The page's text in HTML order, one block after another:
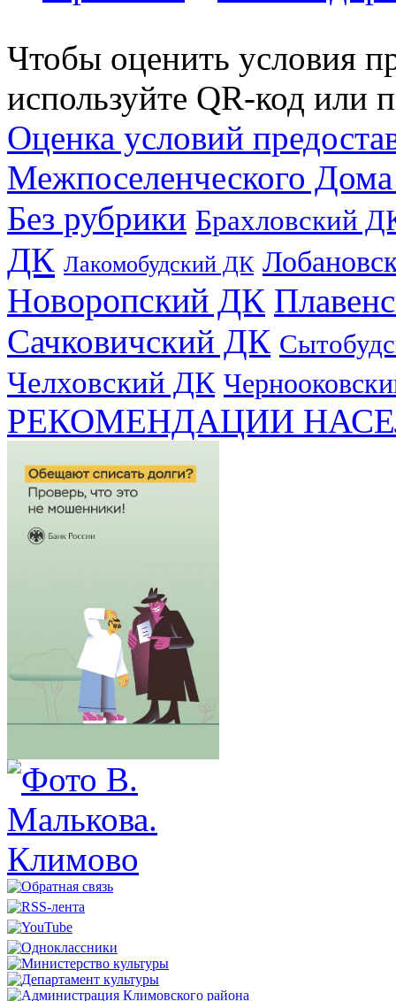
Чтобы оценить условия
используйте QR-код или
Оценка условий
Межпоселенческого
Без рубрики Брахловский
ДК Лакомобудский ДК
Новоропский ДК
Сачковичский ДК
Челховский ДК
РЕКОМЕНДАЦИИ